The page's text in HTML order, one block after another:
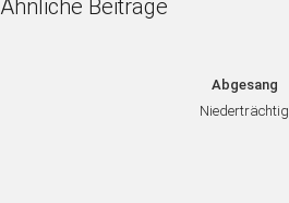
Ähnliche Beiträge
Abgesang
Niederträchtig